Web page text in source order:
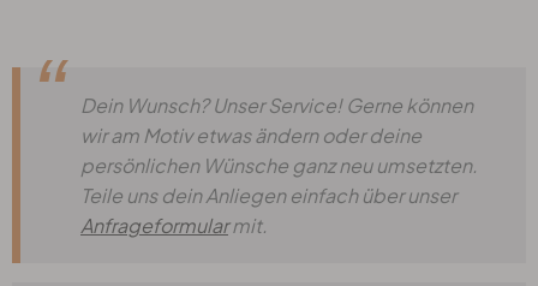
Dein Wunsch? Unser Service! Gerne können
wir am Motiv etwas ändern oder deine
persönlichen Wünsche ganz neu umsetzten.
Teile uns dein Anliegen einfach über unser
Anfrageformularmit.